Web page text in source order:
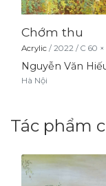
Chớm thu
Acrylic / 2022 / C 60 ×
Nguyễn Văn
Hà Nội
Tác phẩm